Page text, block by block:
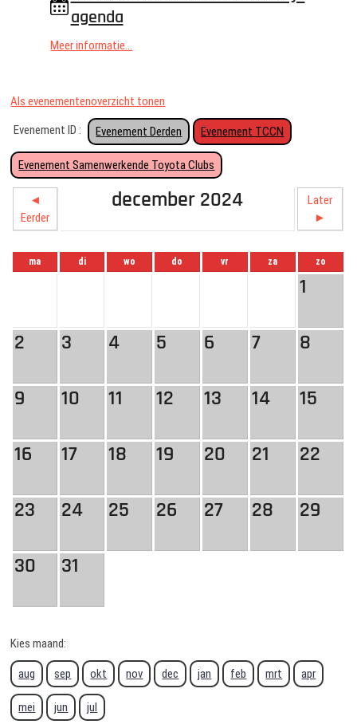
agenda
Meer informatie...
Als evenementenoverzicht tonen
Evenement ID :
Evenement Derden Evenement TCCN
Evenement Samenwerkende Toyota Clubs
◄
Eerder
december 2024
Later
►
ma di wo do vr za zo
1
2 3 4 5 6 7 8
9 10 11 12 13 14 15
16 17 18 19 20 21 22
23 24 25 26 27 28 29
30 31
Kies maand:
aug sep okt nov dec jan feb mrt apr
mei jun jul